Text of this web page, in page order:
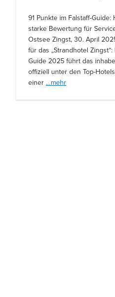
91 Punkte im Falstaff-
starke Bewertung für
Ostsee Zingst, 30. April
für das „Strandhotel
Guide 2025 führt das
offiziell unter den Top-
einer …mehr